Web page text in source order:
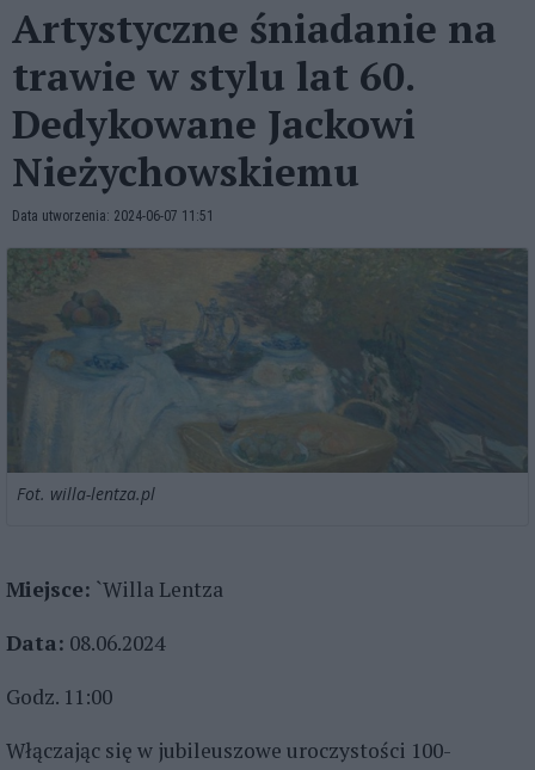
Artystyczne śniadanie na
trawie w stylu lat 60.
Dedykowane Jackowi
Nieżychowskiemu
Data utworzenia: 2024-06-07 11:51
Fot. willa-lentza.pl
Miejsce: `Willa Lentza
Data: 08.06.2024
Godz. 11:00
Włączając się w jubileuszowe uroczystości 100-